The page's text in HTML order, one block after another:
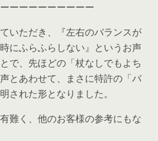
ーーーーーーーーー
いただき、『左右のバランスが
にふらふらしない』というお声
で、先ほどの「杖なしでもよち
とあわせて、まさに特許の「バ
された形となりました。
難く、他のお客様の参考にもな